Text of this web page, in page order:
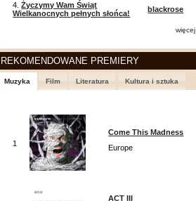
4.Życzymy Wam Świąt
Wielkanocnych pełnych słońca!
blackrose
więcej
REKOMENDOWANE PREMIERY
Muzyka Film Literatura Kultura i sztuka
1
Come This Madness
Europe
ACT III